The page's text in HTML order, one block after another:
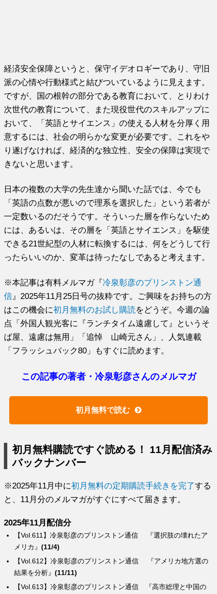
経済安全保障というと、保守イデオロギーであり、守旧
派の心情や行動様式と結びついているように見えます。
ですが、国の根幹の部分である教育において、とりわけ
次世代の教育について、また現役世代のスキルアップに
おいて、「英語とサイエンス」の使える人材を分厚く用
意するには、社会の明らかな変更が必要です。これをや
り遂げなければ、経済的な独立性、安全の保障は実現で
きないと思います。
日本の複数の大学の先生達から聞いた話では、今でも
「英語の点数が悪いので理系を選択した」という若者が
一定数いるのだそうです。そういった層を作らないため
には、あるいは、その層を「英語とサイエンス」を駆使
できる21世紀型の人材に転換するには、何をどうして行
ったらいいのか、変革は待ったなしであると考えます。
※本記事は有料メルマガ『冷泉彰彦のプリンストン通
信 』2025年11月25日号の抜粋です。ご興味をお持ちの方
はこの機会に初月無料のお試し購読をどうぞ。今週の論
点「外国人観光客に『ランチタイム遠慮して』というそ
ば屋、遠慮は無用」「追悼 山崎元さん」、人気連載
「フラッシュバック80」もすぐに読めます。
この記事の著者・冷泉彰彦さんのメルマガ
初月無料で読む
初月無料購読ですぐ読める！ 11月配信済み
バックナンバー
※2025年11月中に初月無料の定期購読手続きを完了する
と、11月分のメルマガがすぐにすべて届きます。
2025年11月配信分
【Vol.613】冷泉彰彦のプリンストン通信 『高市総理と中国の
【Vol.612】冷泉彰彦のプリンストン通信 『アメリカ地方選の
結果を分析』(11/11)
【Vol.611】冷泉彰彦のプリンストン通信 『選択肢の壊れたア
メリカ』(11/4)